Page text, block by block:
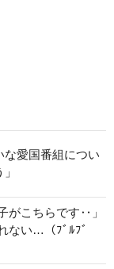
愛国番組につい
がこちらです‥」
ない…（ﾌﾞﾙﾌﾞ